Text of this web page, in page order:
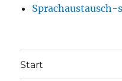
Start